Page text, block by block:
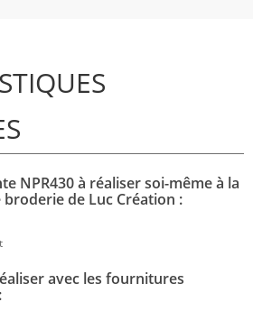
NPR430 à réaliser soi-même à la
de Luc Création :
avec les fournitures